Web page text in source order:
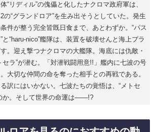
“リディル”の傀儡と化したナクロマ政府軍は、
の“グランドロア”を生み出そうとしていた。発生
件が整う完全皆既日食まで、あとわずか。“パス
と“haru-nico”艦隊は、装置を破壊せんと海上プラ
。迎え撃つナクロマの大艦隊。海底には仇敵・
セラ”が潜む。「対潜戦闘用意!!」艦内に七波の号
大切な仲間の命を奪った相手との再戦である。
訳にはいかない。七波たちの覚悟は、“メトセ
か。そして世界の命運は――!?